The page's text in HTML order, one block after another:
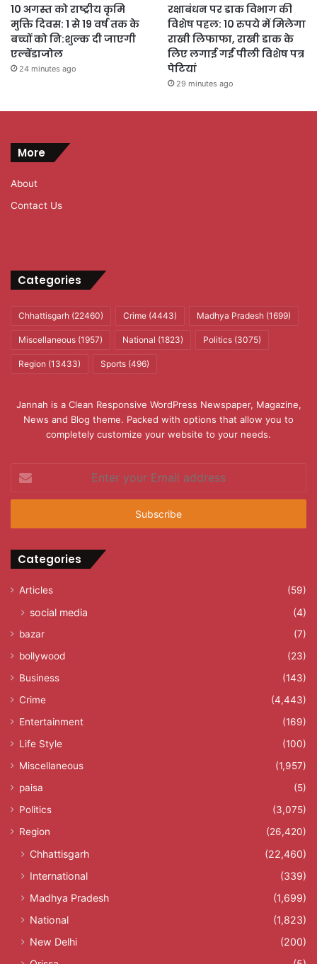
10 अगस्त को राष्ट्रीय कृमि
मुक्ति दिवस: 1 से 19 वर्ष तक के
बच्चों को नि:शुल्क दी जाएगी
एल्बेंडाजोल
24 minutes ago
रक्षाबंधन पर डाक विभाग की
विशेष पहल: 10 रुपये में मिलेगा
राखी लिफाफा, राखी डाक के
लिए लगाई गईं पीली विशेष पत्र
पेटियां
29 minutes ago
More
About
Contact Us
Categories
Chhattisgarh (22460) Crime (4443) Madhya Pradesh (1699)
Miscellaneous (1957) National (1823) Politics (3075)
Region (13433) Sports (496)
Jannah is a Clean Responsive WordPress Newspaper, Magazine,
News and Blog theme. Packed with options that allow you to
completely customize your website to your needs.
your
Email
Categories
Articles (59)
social media (4)
bazar
(7)
bollywood
(23)
Business
(143)
Crime
(4,443)
Entertainment
(169)
Life Style
(100)
Miscellaneous
(1,957)
paisa
(5)
Politics
(3,075)
Region
(26,420)
Chhattisgarh
(22,460)
International
(339)
Madhya Pradesh
(1,699)
National
(1,823)
New Delhi
(200)